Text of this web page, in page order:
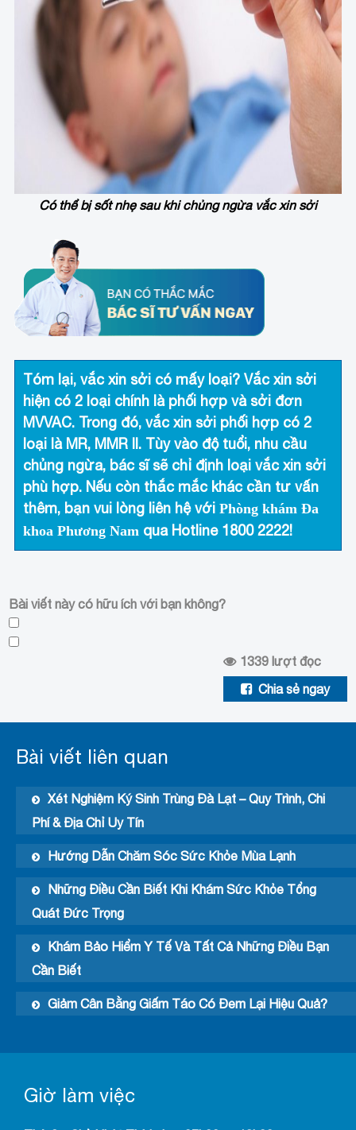
Có thể bị sốt nhẹ sau khi chủng ngừa vắc xin sởi
Tóm lại, vắc xin sởi có mấy loại? Vắc xin sởi
hiện có 2 loại chính là phối hợp và sởi đơn
MVVAC. Trong đó, vắc xin sởi phối hợp có 2
loại là MR, MMR II. Tùy vào độ tuổi, nhu cầu
chủng ngừa, bác sĩ sẽ chỉ định loại vắc xin sởi
phù hợp. Nếu còn thắc mắc khác cần tư vấn
thêm, bạn vui lòng liên hệ vớiPhòng khám Đa
khoa Phương Nam qua Hotline 1800 2222!
Bài viết này có hữu ích với bạn không?
1339lượt đọc
Chia sẻ ngay
Bài viết liên quan
Xét Nghiệm Ký Sinh Trùng Đà Lạt – Quy Trình, Chi
Phí & Địa Chỉ Uy Tín
Hướng Dẫn Chăm Sóc Sức Khỏe Mùa Lạnh
Những Điều Cần Biết Khi Khám Sức Khỏe Tổng
Quát Đức Trọng
Khám Bảo Hiểm Y Tế Và Tất Cả Những Điều Bạn
Cần Biết
Giảm Cân Bằng Giấm Táo Có Đem Lại Hiệu Quả?
Giờ làm việc